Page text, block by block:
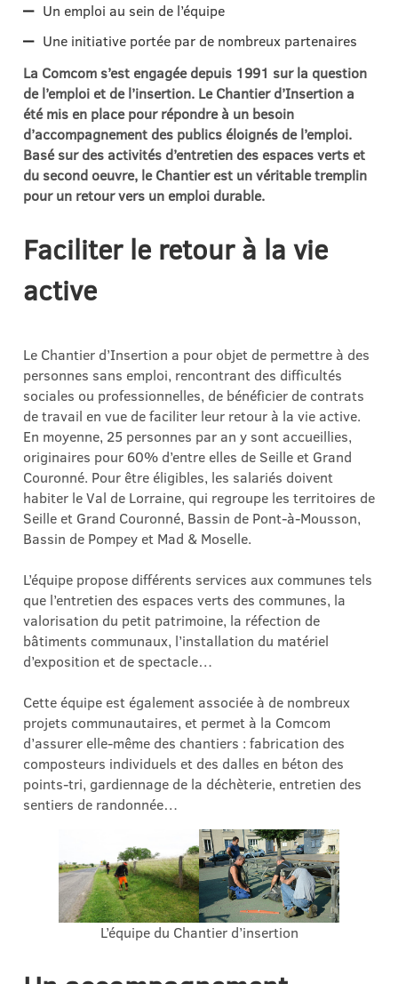
Un emploi au sein de l’équipe
Une initiative portée par de nombreux partenaires
La Comcom s’est engagée depuis 1991 sur la question
de l’emploi et de l’insertion. Le Chantier d’Insertion a
été mis en place pour répondre à un besoin
d’accompagnement des publics éloignés de l’emploi.
Basé sur des activités d’entretien des espaces verts et
du second oeuvre, le Chantier est un véritable tremplin
pour un retour vers un emploi durable.
Faciliter le retour à la vie
active
Le Chantier d’Insertion a pour objet de permettre à des
personnes sans emploi, rencontrant des difficultés
sociales ou professionnelles, de bénéficier de contrats
de travail en vue de faciliter leur retour à la vie active.
En moyenne, 25 personnes par an y sont accueillies,
originaires pour 60% d’entre elles de Seille et Grand
Couronné. Pour être éligibles, les salariés doivent
habiter le Val de Lorraine, qui regroupe les territoires de
Seille et Grand Couronné, Bassin de Pont-à-Mousson,
Bassin de Pompey et Mad & Moselle.
L’équipe propose différents services aux communes tels
que l’entretien des espaces verts des communes, la
valorisation du petit patrimoine, la réfection de
bâtiments communaux, l’installation du matériel
d’exposition et de spectacle…
Cette équipe est également associée à de nombreux
projets communautaires, et permet à la Comcom
d’assurer elle-même des chantiers : fabrication des
composteurs individuels et des dalles en béton des
points-tri, gardiennage de la déchèterie, entretien des
sentiers de randonnée…
L’équipe du Chantier d’insertion